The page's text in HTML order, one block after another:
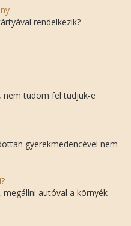
rendelkezik?
nem tudom fel tudjuk-e
gyerekmedencével nem
autóval a környék